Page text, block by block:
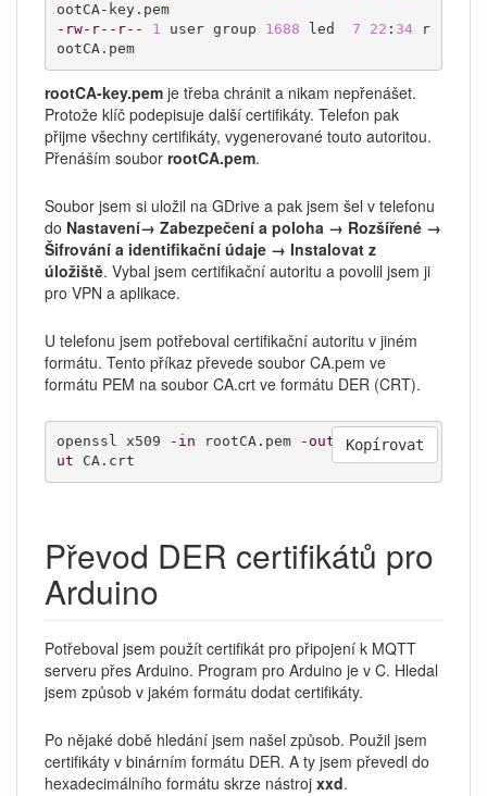
ootCA-key.pem
-rw-r--r--
1 user group 1688 led 7 22 : 34 r
ootCA.pem
rootCA-key.pem je třeba chránit a nikam nepřenášet.
Protože klíč podepisuje další certifikáty. Telefon pak
přijme všechny certifikáty, vygenerované touto autoritou.
Přenáším soubor rootCA.pem.
Soubor jsem si uložil na GDrive a pak jsem šel v telefonu
do Nastavení→ Zabezpečení a poloha → Rozšířené →
Šifrování a identifikační údaje → Instalovat z
úložiště. Vybal jsem certifikační autoritu a povolil jsem ji
pro VPN a aplikace.
U telefonu jsem potřeboval certifikační autoritu v jiném
formátu. Tento příkaz převede soubor CA.pem ve
formátu PEM na soubor CA.crt ve formátu DER (CRT).
openssl x509 -in rootCA.pem -outform DER -o
ut CA.crt
Kopírovat
Převod DER certifikátů pro
Arduino
Potřeboval jsem použít certifikát pro připojení k MQTT
serveru přes Arduino. Program pro Arduino je v C. Hledal
jsem způsob v jakém formátu dodat certifikáty.
Po nějaké době hledání jsem našel způsob. Použil jsem
certifikáty v binárním formátu DER. A ty jsem převedl do
hexadecimálního formátu skrze nástroj xxd.